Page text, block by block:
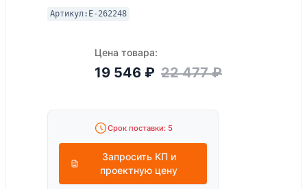
Артикул: E-262248
Цена товара:
19 546 ₽ 22 477₽
Срок поставки: 5
Запросить КП и
проектную цену